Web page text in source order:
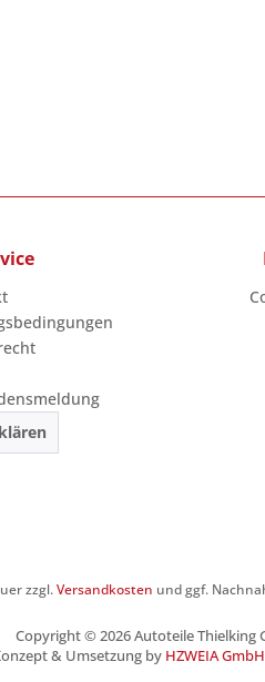
zzgl.Versandkosten und ggf.
Copyright © 2026 Autoteile Thielking
& Umsetzung by HZWEIA